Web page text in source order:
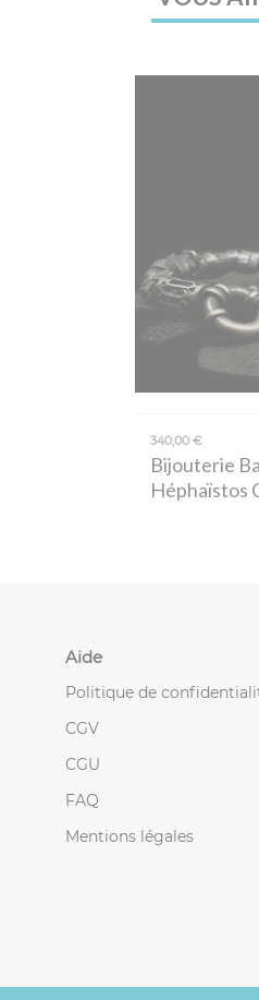
340,00 €
Bijouterie
Héphaïstos
Aide
Politique de
CGV
CGU
FAQ
Mentions légales